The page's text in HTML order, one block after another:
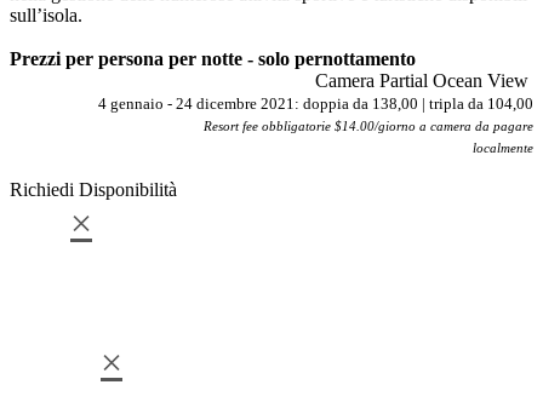
sull’isola.
Prezzi per persona per notte - solo pernottamento
Camera Partial Ocean View
4 gennaio - 24 dicembre 2021: doppia da 138,00 | tripla da 104,00
Resort fee obbligatorie $14.00/giorno a camera da pagare
localmente
Richiedi Disponibilità
×
×